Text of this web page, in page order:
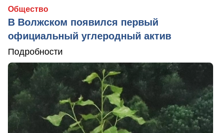
Общество
В Волжском появился первый
официальный углеродный актив
Подробности